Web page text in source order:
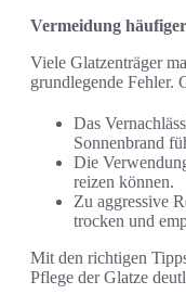
Vermeidung
Viele Glatzenträger
grundlegende Fehler.
Das
Sonnenbrand
Die
reizen können.
Zu aggressive
trocken und
Mit den richtigen
Pflege der Glatze